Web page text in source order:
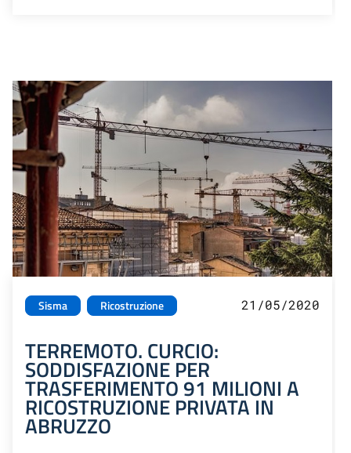
Sisma Ricostruzione 21/05/2020
TERREMOTO. CURCIO:
SODDISFAZIONE PER
TRASFERIMENTO 91 MILIONI A
RICOSTRUZIONE PRIVATA IN
ABRUZZO